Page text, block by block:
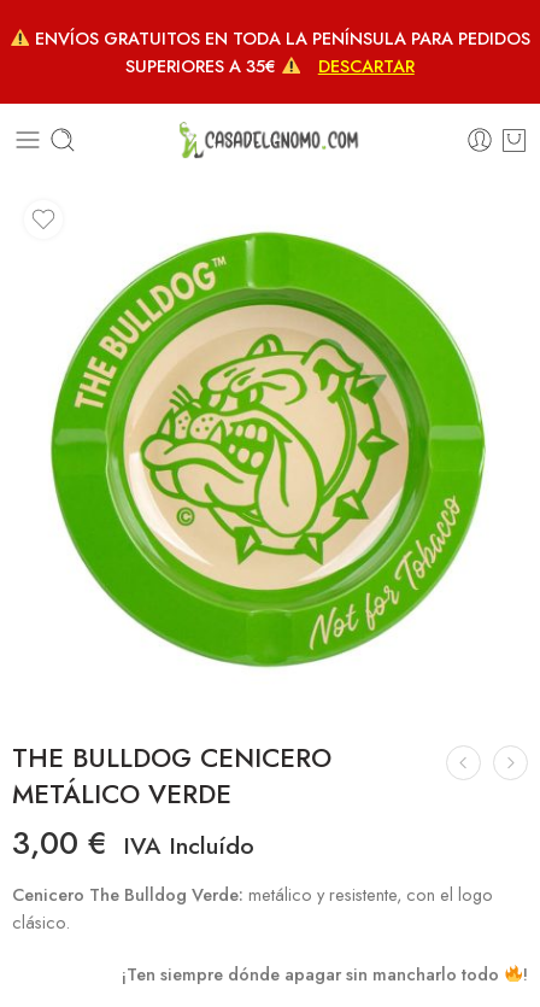
ENVÍOS GRATUITOS EN TODA LA PENÍNSULA PARA PEDIDOS
SUPERIORES A 35€
DESCARTAR
THE BULLDOG CENICERO
METÁLICO VERDE
3,00 € IVA Incluído
Cenicero The Bulldog Verde: metálico y resistente, con el logo
clásico.
¡Ten siempre dónde apagar sin mancharlo todo !